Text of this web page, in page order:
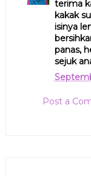
terima
kakak
isinya
panas,
sejuk
Post a